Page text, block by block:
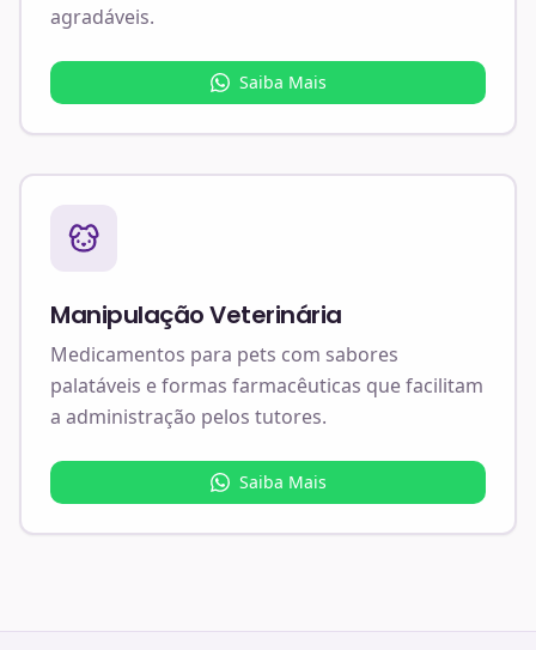
agradáveis.
Saiba Mais
Manipulação Veterinária
Medicamentos para pets com sabores
palatáveis e formas farmacêuticas que facilitam
a administração pelos tutores.
Saiba Mais